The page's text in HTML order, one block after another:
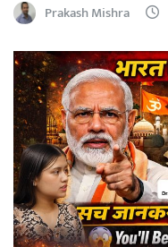
Prakash Mishra